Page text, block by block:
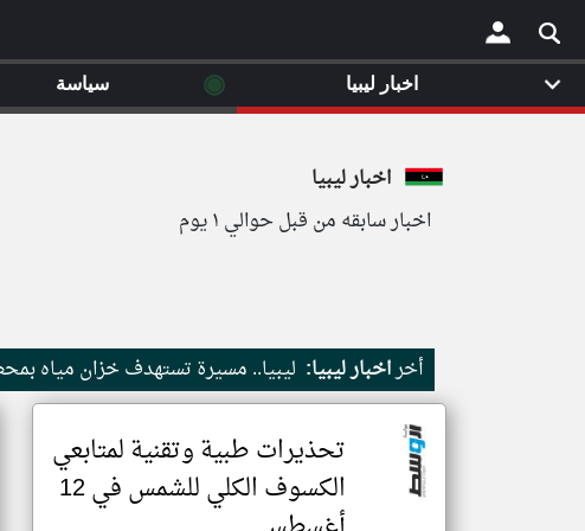
×
اخبار ليبيا
اخبار سابقه من قبل حوالي ١ يوم
أخراخبار ليبيا: ليبيا.. مسيرة تستهدف خزان مياه
تحذيرات طبية وتقنية لمتابعي
الكسوف الكلي للشمس في 12
اخبار ليبيا ◉ سياسة